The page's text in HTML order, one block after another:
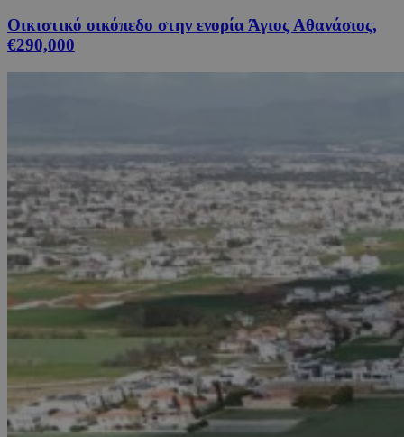
Οικιστικό οικόπεδο στην ενορία Άγιος Αθανάσιος,
€290,000